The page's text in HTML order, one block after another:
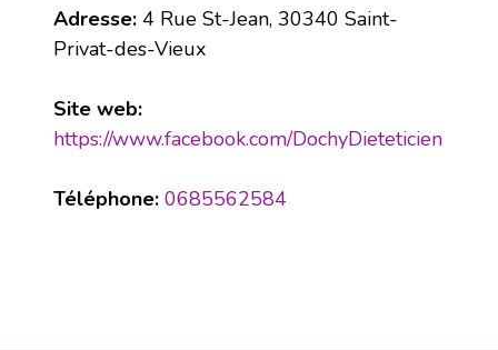
Adresse: 4 Rue St-Jean, 30340 Saint-
Privat-des-Vieux
Site web:
https://www.facebook.com/DochyDieteticien
Téléphone: 0685562584